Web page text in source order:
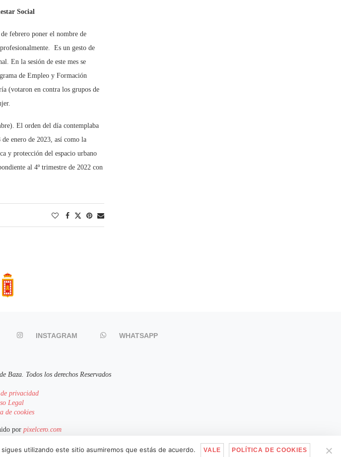
Social
febrero poner el nombre de
Es un gesto de
En la sesión de este mes se
de Empleo y Formación
(votaron en contra los grupos de
El orden del día contemplaba
enero de 2023, así como la
y protección del espacio urbano
al 4º trimestre de 2022 con
INSTAGRAM WHATSAPP
Baza. Todos los derechos Reservados
privacidad
Legal
de cookies
por pixelcero.com
ARRIBA utilizando este sitio asumiremos que estás de acuerdo. VALE POLÍTICA DE COOKIES